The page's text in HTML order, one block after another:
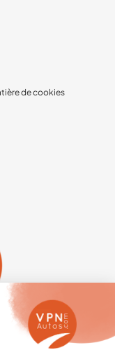
de cookies
nous